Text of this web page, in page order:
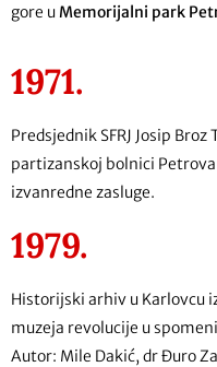
gore uMemorijalni park
1971.
Predsjednik SFRJ Josip
partizanskoj bolnici
izvanredne zasluge.
1979.
Historijski arhiv u Karlovcu
muzeja revolucije u
Autor: Mile Dakić, dr Đuro